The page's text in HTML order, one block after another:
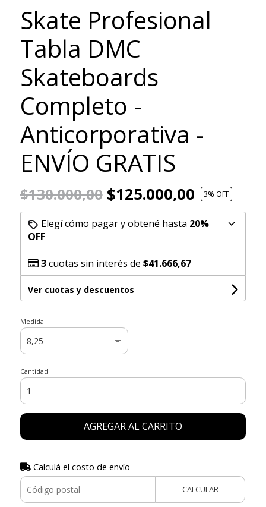
Skate Profesional
Tabla DMC
Skateboards
Completo -
Anticorporativa -
ENVÍO GRATIS
$130.000,00$125.000,00 3% OFF
Elegí cómo pagar y obtené hasta 20%
OFF
3cuotas sin interés de $41.666,67
Ver cuotas y descuentos
Medida
Cantidad
AGREGAR AL CARRITO
Calculá el costo de envío
CALCULAR